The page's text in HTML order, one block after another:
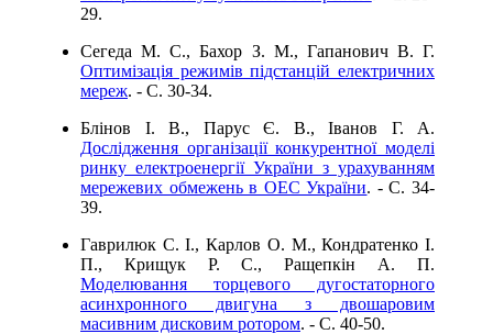
29.
Сегеда М. С., Бахор З. М., Гапанович В. Г.
Оптимізація режимів підстанцій електричних
мереж. - C. 30-34.
Блінов І. В., Парус Є. В., Іванов Г. А.
Дослідження організації конкурентної моделі
ринку електроенергії України з урахуванням
мережевих обмежень в ОЕС України. - C. 34-
39.
Гаврилюк С. І., Карлов О. М., Кондратенко І.
П., Крищук Р. С., Ращепкін А. П.
Моделювання торцевого дугостаторного
асинхронного двигуна з двошаровим
масивним дисковим ротором. - C. 40-50.